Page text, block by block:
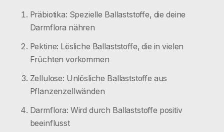
Präbiotika: Spezielle Ballaststoffe, die deine
Darmflora nähren
Pektine: Lösliche Ballaststoffe, die in vielen
Früchten vorkommen
Zellulose: Unlösliche Ballaststoffe aus
Pflanzenzellwänden
Darmflora: Wird durch Ballaststoffe positiv
beeinflusst